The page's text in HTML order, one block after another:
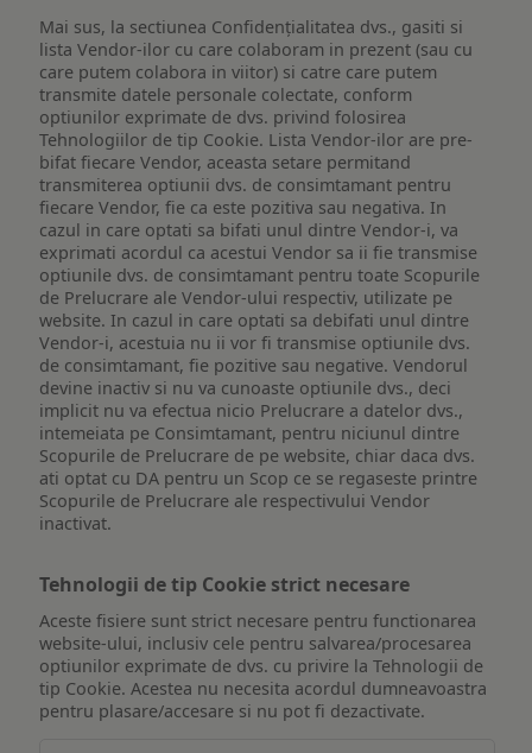
Mai sus, la sectiunea Confidențialitatea dvs., gasiti si
lista Vendor-ilor cu care colaboram in prezent (sau cu
care putem colabora in viitor) si catre care putem
transmite datele personale colectate, conform
optiunilor exprimate de dvs. privind folosirea
Tehnologiilor de tip Cookie. Lista Vendor-ilor are pre-
bifat fiecare Vendor, aceasta setare permitand
transmiterea optiunii dvs. de consimtamant pentru
fiecare Vendor, fie ca este pozitiva sau negativa. In
cazul in care optati sa bifati unul dintre Vendor-i, va
exprimati acordul ca acestui Vendor sa ii fie transmise
optiunile dvs. de consimtamant pentru toate Scopurile
de Prelucrare ale Vendor-ului respectiv, utilizate pe
website. In cazul in care optati sa debifati unul dintre
Vendor-i, acestuia nu ii vor fi transmise optiunile dvs.
de consimtamant, fie pozitive sau negative. Vendorul
devine inactiv si nu va cunoaste optiunile dvs., deci
implicit nu va efectua nicio Prelucrare a datelor dvs.,
intemeiata pe Consimtamant, pentru niciunul dintre
Scopurile de Prelucrare de pe website, chiar daca dvs.
ati optat cu DA pentru un Scop ce se regaseste printre
Scopurile de Prelucrare ale respectivului Vendor
inactivat.
Tehnologii de tip Cookie strict necesare
Aceste fisiere sunt strict necesare pentru functionarea
website-ului, inclusiv cele pentru salvarea/procesarea
optiunilor exprimate de dvs. cu privire la Tehnologii de
tip Cookie. Acestea nu necesita acordul dumneavoastra
pentru plasare/accesare si nu pot fi dezactivate.